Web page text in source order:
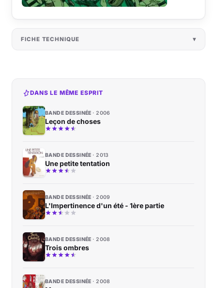
FICHE TECHNIQUE
DANS LE MÊME ESPRIT
BANDE DESSINÉE 2006
Leçon de choses
BANDE DESSINÉE 2013
Une petite tentation
BANDE DESSINÉE 2009
L'Impertinence d'un été - 1ère partie
BANDE DESSINÉE 2008
Trois ombres
BANDE DESSINÉE 2008